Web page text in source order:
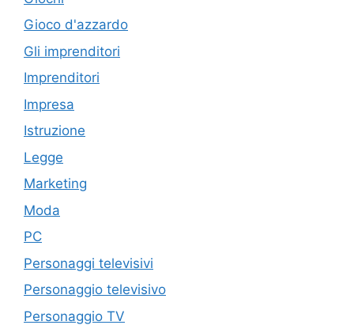
Gioco d'azzardo
Gli imprenditori
Imprenditori
Impresa
Istruzione
Legge
Marketing
Moda
PC
Personaggi televisivi
Personaggio televisivo
Personaggio TV